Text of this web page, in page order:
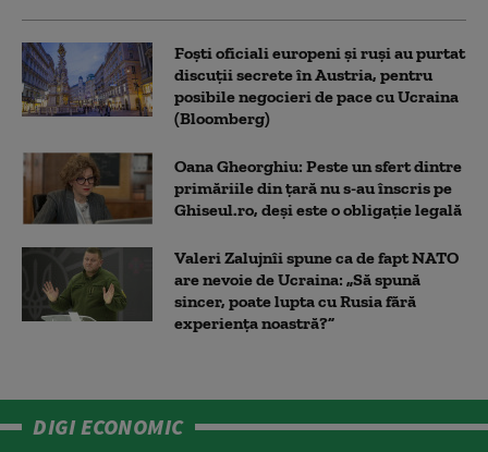
Foști oficiali europeni și ruși au purtat
discuții secrete în Austria, pentru
posibile negocieri de pace cu Ucraina
(Bloomberg)
Oana Gheorghiu: Peste un sfert dintre
primăriile din țară nu s-au înscris pe
Ghiseul.ro, deși este o obligație legală
Valeri Zalujnîi spune ca de fapt NATO
are nevoie de Ucraina: „Să spună
sincer, poate lupta cu Rusia fără
experiența noastră?”
DIGI ECONOMIC